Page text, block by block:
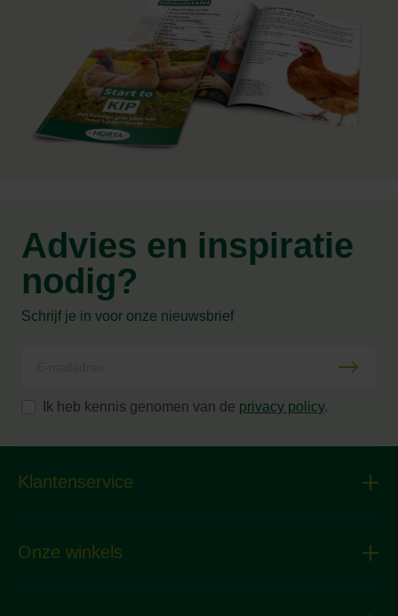
Advies en inspiratie
nodig?
Schrijf je in voor onze nieuwsbrief
Ik heb kennis genomen van de privacy policy.
Klantenservice
Onze winkels